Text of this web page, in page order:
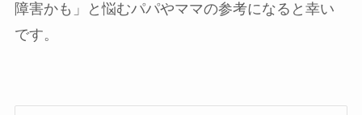
障害かも」と悩むパパやママの参考になると幸い
です。